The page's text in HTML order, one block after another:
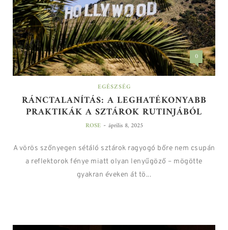
0
EGÉSZSÉG
RÁNCTALANÍTÁS: A LEGHATÉKONYABB
PRAKTIKÁK A SZTÁROK RUTINJÁBÓL
ROSE - április 8, 2025
A vörös szőnyegen sétáló sztárok ragyogó bőre nem csupán
a reflektorok fénye miatt olyan lenyűgöző – mögötte
gyakran éveken át tö...